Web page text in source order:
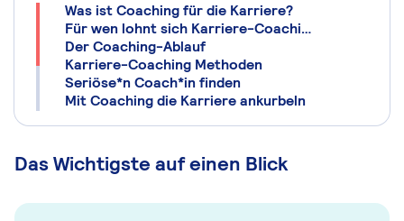
Was ist Coaching für die Karriere?
Für wen lohnt sich Karriere-Coaching?
Der Coaching-Ablauf
Karriere-Coaching Methoden
Seriöse*n Coach*in finden
Mit Coaching die Karriere ankurbeln
Das Wichtigste auf einen Blick